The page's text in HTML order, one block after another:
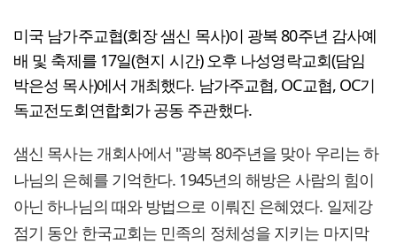
미국 남가주교협(회장 샘신 목사)이 광복 80주년 감사예
배 및 축제를 17일(현지 시간) 오후 나성영락교회(담임
박은성 목사)에서 개최했다. 남가주교협, OC교협, OC기
독교전도회연합회가 공동 주관했다.
샘신 목사는 개회사에서 "광복 80주년을 맞아 우리는 하
나님의 은혜를 기억한다. 1945년의 해방은 사람의 힘이
아닌 하나님의 때와 방법으로 이뤄진 은혜였다. 일제강
점기 동안 한국교회는 민족의 정체성을 지키는 마지막